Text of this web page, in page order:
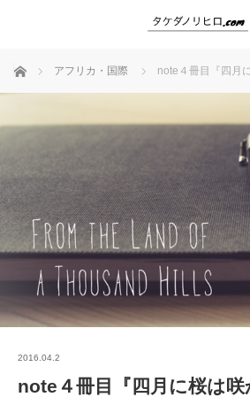
ホーム アフリカ・国際 note４冊目『四月
2016.04.2
note４冊目『四月に桜は咲